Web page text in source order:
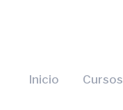
Inicio Cursos